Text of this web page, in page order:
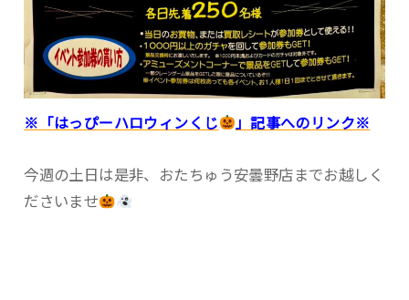
※「はっぴーハロウィンくじ 」記事へのリンク※
今週の土日は是非、おたちゅう安曇野店までお越しく
ださいませ